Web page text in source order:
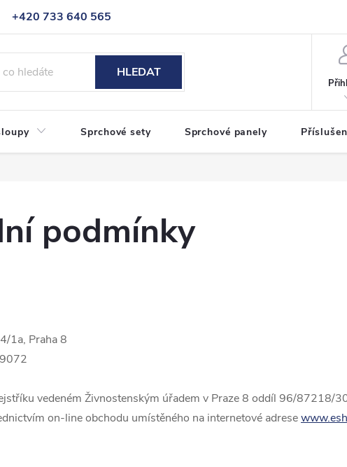
+420 733 640 565
info@eshop-sanita.cz
Obchodní podmínky
HLEDAT
Sprchové sety Sprchové panely
podmínky
1a, Praha 8
vedeném Živnostenským úřadem v Praze 8 oddíl 96/87218/
on-line obchodu umístěného na internetové adrese